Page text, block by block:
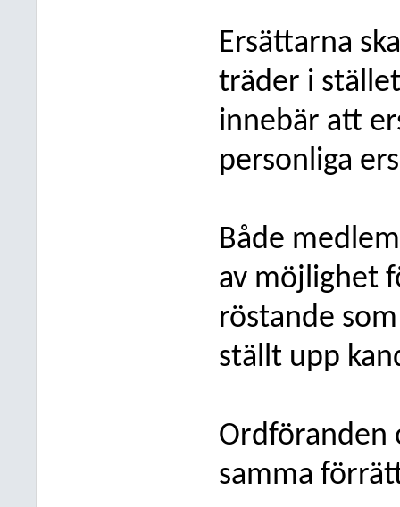
Ersättarna
träder i
innebär att
personliga
Både
av möjlighet
röstande
ställt upp
Ordföranden
samma